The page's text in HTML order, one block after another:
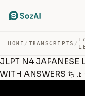
HOME / TRANSCRIPTS /
JLPT N4 JAPANESE
WITH ANSWERS ちょ